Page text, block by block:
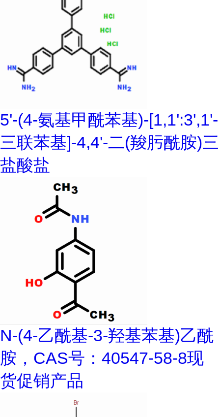
5'-(4-氨基甲酰苯基)-[1,1':3',1'-
三联苯基]-4,4'-二(羧肟酰胺)三
盐酸盐
N-(4-乙酰基-3-羟基苯基)乙酰
胺，CAS号：40547-58-8现
货促销产品